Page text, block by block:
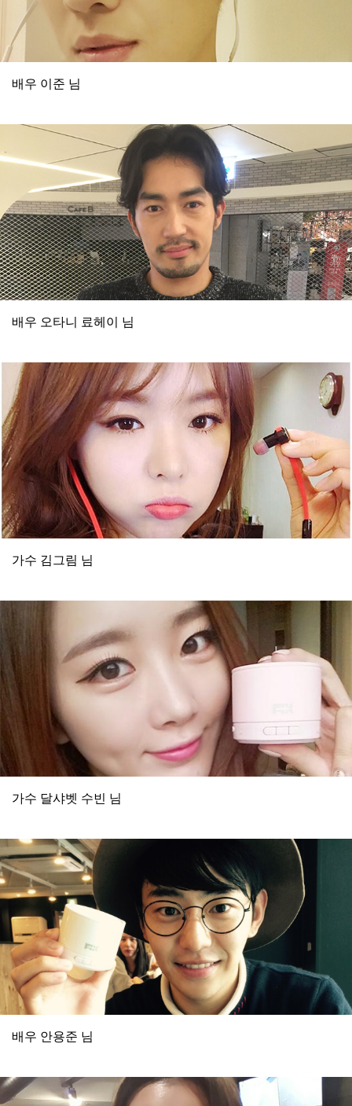
배우 이준 님
배우 오타니 료헤이 님
가수 김그림 님
가수 달샤벳 수빈 님
배우 안용준 님